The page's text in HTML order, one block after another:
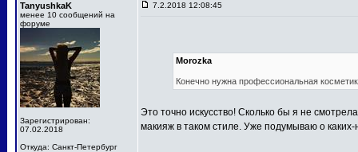
TanyushkaK
менее 10 сообщений на
форуме
Зарегистрирован:
07.02.2018
Откуда: Санкт-Петербург
7.2.2018 12:08:45
Morozka
Конечно нужна профессиональная
Это точно искусство! Сколько бы я не
макияж в таком стиле. Уже подумываю о